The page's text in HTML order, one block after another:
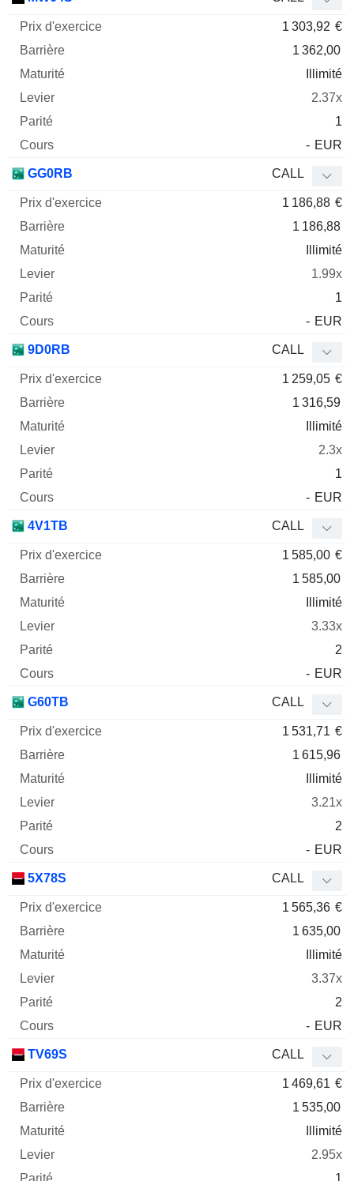
1 303,92 €
1 362,00
Illimité
2.37x
1
- EUR
GG0RB CALL
1 186,88 €
1 186,88
Illimité
1.99x
1
- EUR
9D0RB CALL
1 259,05 €
1 316,59
Illimité
2.3x
1
- EUR
4V1TB CALL
1 585,00 €
1 585,00
Illimité
3.33x
2
- EUR
G60TB CALL
1 531,71 €
1 615,96
Illimité
3.21x
2
- EUR
5X78S CALL
1 565,36 €
1 635,00
Illimité
3.37x
2
- EUR
TV69S CALL
1 469,61 €
1 535,00
Illimité
2.95x